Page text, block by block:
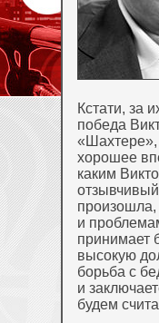
Кстати, за
победа
«Шахтере»,
хорошее
каким
и
принимает
высокую
борьба с
и
будем